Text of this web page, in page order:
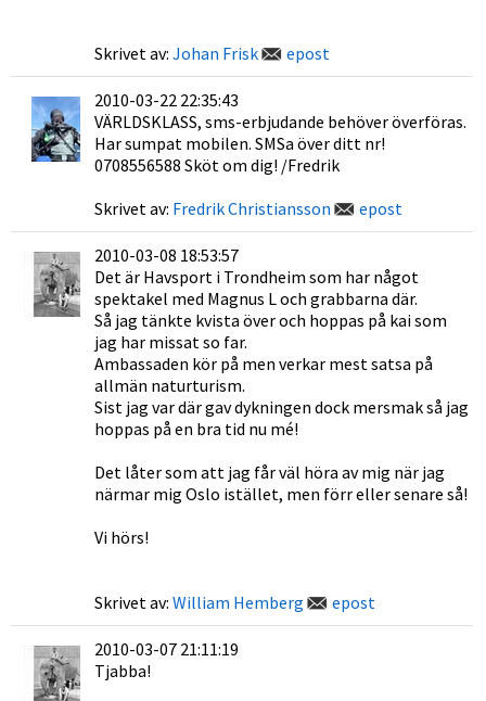
Skrivet av: Johan Frisk epost
2010-03-22 22:35:43
VÄRLDSKLASS, sms-erbjudande behöver överföras.
Har sumpat mobilen. SMSa över ditt nr!
0708556588 Sköt om dig! /Fredrik
Skrivet av: Fredrik Christiansson epost
2010-03-08 18:53:57
Det är Havsport i Trondheim som har något
spektakel med Magnus L och grabbarna där.
Så jag tänkte kvista över och hoppas på kai som
jag har missat so far.
Ambassaden kör på men verkar mest satsa på
allmän naturturism.
Sist jag var där gav dykningen dock mersmak så jag
hoppas på en bra tid nu mé!
Det låter som att jag får väl höra av mig när jag
närmar mig Oslo istället, men förr eller senare så!
Vi hörs!
Skrivet av: William Hemberg epost
2010-03-07 21:11:19
Tjabba!